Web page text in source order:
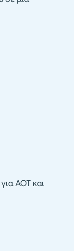
ΑΟΤ και